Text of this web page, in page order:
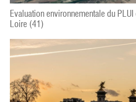
Evaluation environnementale du
Loire (41)